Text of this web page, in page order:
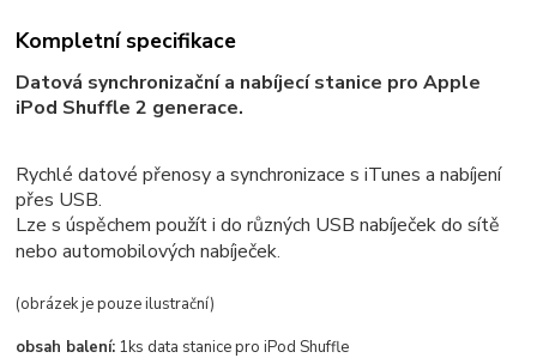
Kompletní specifikace
Datová synchronizační a nabíjecí stanice pro Apple
iPod Shuffle 2 generace.
Rychlé datové přenosy a synchronizace s iTunes a nabíjení
přes USB.
Lze s úspěchem použít i do různých USB nabíječek do sítě
nebo automobilových nabíječek.
(obrázek je pouze ilustrační)
obsah balení: 1ks data stanice pro iPod Shuffle